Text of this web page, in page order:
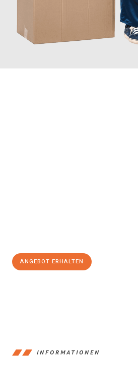
ANGEBOT ERHALTEN
INFORMATIONEN